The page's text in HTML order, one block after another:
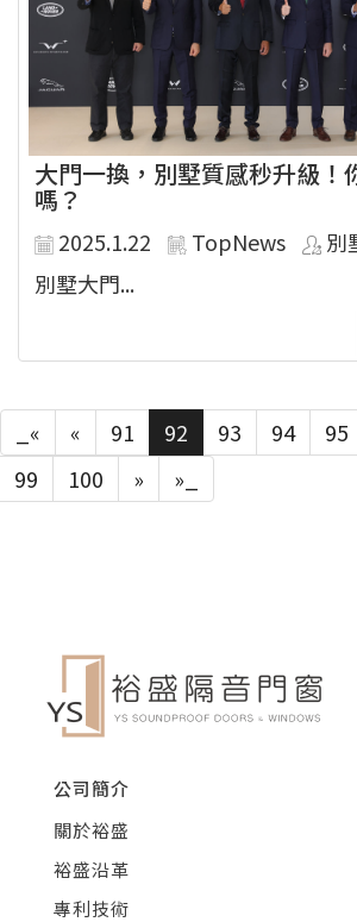
大門一換，別墅質感秒升級！
嗎？
2025.1.22 TopNews
別
別墅大門...
_« « 91 92 93 94 95
99
100 » »_
公司簡介
關於裕盛
裕盛沿革
專利技術